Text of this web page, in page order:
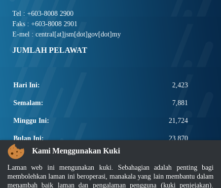
Tel : +603-8008 2900
Faks : +603-8008 2901
E-mel : central[at]jsm[dot]gov[dot]my
JUMLAH PELAWAT
Hari Ini: 2,423
Semalam: 7,881
Minggu Ini: 21,724
Bulan Ini: 23,870
Total:
PAUTAN POPULAR
Kami Menggunakan Kuki
Laman web ini mengunakan kuki. Sebahagian adalah penting bagi
membolehkan laman ini beroperasi, manakala yang lain membantu dalam
menambah baik laman dan pengalaman pengguna (kuki penjejakan).